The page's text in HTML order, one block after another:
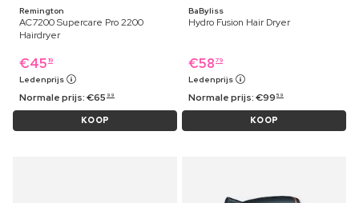
Remington
AC7200 Supercare Pro 2200
Hairdryer
€45 19
Ledenprijs
Normale prijs:€65 99
KOOP
BaByliss
Hydro Fusion Hair Dryer
€58 79
Ledenprijs
Normale prijs:€99 59
KOOP